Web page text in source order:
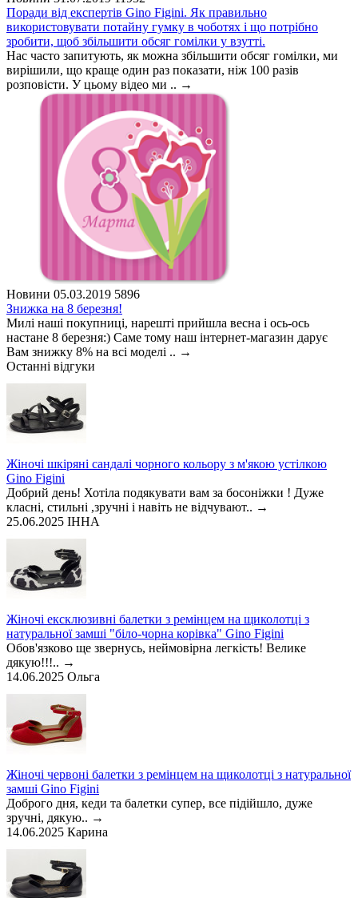
Поради від експертів Gino Figini. Як правильно
використовувати потайну гумку в чоботях і що потрібно
зробити, щоб збільшити обсяг гомілки у взутті.
Нас часто запитують, як можна збільшити обсяг гомілки, ми
вирішили, що краще один раз показати, ніж 100 разів
розповісти. У цьому відео ми .. →
Новини 05.03.2019 5896
Знижка на 8 березня!
Милі наші покупниці, нарешті прийшла весна і ось-ось
настане 8 березня:) Саме тому наш інтернет-магазин дарує
Вам знижку 8% на всі моделі .. →
Останні відгуки
Жіночі шкіряні сандалі чорного кольору з м'якою устілкою
Gino Figini
Добрий день! Хотіла подякувати вам за босоніжки ! Дуже
класні, стильні ,зручні і навіть не відчувают.. →
25.06.2025 ІННА
Жіночі ексклюзивні балетки з ремінцем на щиколотці з
натуральної замші "біло-чорна корівка" Gino Figini
Обов'язково ще звернусь, неймовірна легкість! Велике
дякую!!!.. →
14.06.2025 Ольга
Жіночі червоні балетки з ремінцем на щиколотці з натуральної
замші Gino Figini
Доброго дня, кеди та балетки супер, все підійшло, дуже
зручні, дякую.. →
14.06.2025 Карина